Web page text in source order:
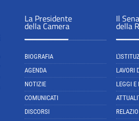
La Presidente
della Camera
BIOGRAFIA
AGENDA
NOTIZIE
COMUNICATI
DISCORSI
Il
della
LAVORI
LEGGI E